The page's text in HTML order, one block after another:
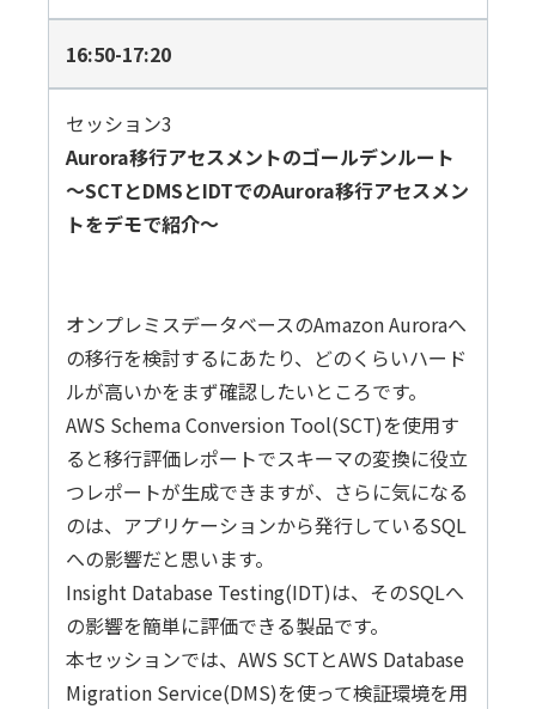
16:50-17:20
セッション3
Aurora移行アセスメントのゴールデンルート
～SCTとDMSとIDTでのAurora移行アセスメン
トをデモで紹介～
オンプレミスデータベースのAmazon Auroraへ
の移行を検討するにあたり、どのくらいハード
ルが高いかをまず確認したいところです。
AWS Schema Conversion Tool(SCT)を使用す
ると移行評価レポートでスキーマの変換に役立
つレポートが生成できますが、さらに気になる
のは、アプリケーションから発行しているSQL
への影響だと思います。
Insight Database Testing(IDT)は、そのSQLへ
の影響を簡単に評価できる製品です。
本セッションでは、AWS SCTとAWS Database
Migration Service(DMS)を使って検証環境を用